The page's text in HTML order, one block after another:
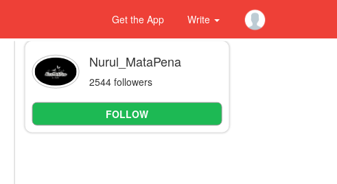
Get the App Write
Nurul_MataPena
2544 followers
FOLLOW